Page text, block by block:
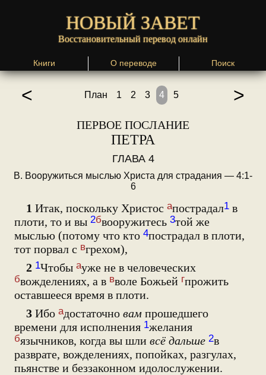
НОВЫЙ ЗАВЕТ
Восстановительный перевод онлайн
Книги О переводе Поиск
< План 1 2 3 4 5 >
ПЕРВОЕ ПОСЛАНИЕ
ПЕТРА
ГЛАВА 4
В. Вооружиться мыслью Христа для страдания — 4:1-
6
1 Итак, поскольку Христос апострадал1 в
плоти, то и вы 2бвооружитесь 3той же
мыслью (потому что кто 4пострадал в плоти,
тот порвал с вгрехом),
2 1Чтобы ауже не в человеческих
бвожделениях, а в вволе Божьей гпрожить
оставшееся время в плоти.
3 Ибо адостаточно вам прошедшего
времени для исполнения 1желания
бязычников, когда вы шли всё дальше 2в
разврате, вожделениях, попойках, разгулах,
пьянстве и беззаконном идолослужении.